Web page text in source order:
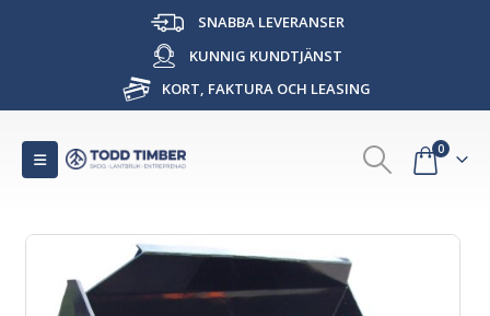
SNABBA LEVERANSER
KUNNIG KUNDTJÄNST
KORT, FAKTURA OCH LEASING
0